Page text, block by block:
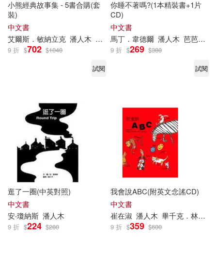
小熊經典故事集 - 5書合購(套
裝)
中文書
艾爾斯．敏納立克 潘人木 莫里斯．桑達克
9 折 $702 $1040
試閱
你睡不著嗎?(1本精裝書+1片
CD)
中文書
馬丁．韋德爾 潘人木 芭芭拉．弗斯
9 折 $269 $380
試閱
逛了一圈(中英對照)
中文書
安‧瓊納斯 潘人木
9 折 $224 $280
我會說ABC(附英文念謠CD)
中文書
崔在淑 潘人木 畢千克．林德米拉
9 折 $359 $600